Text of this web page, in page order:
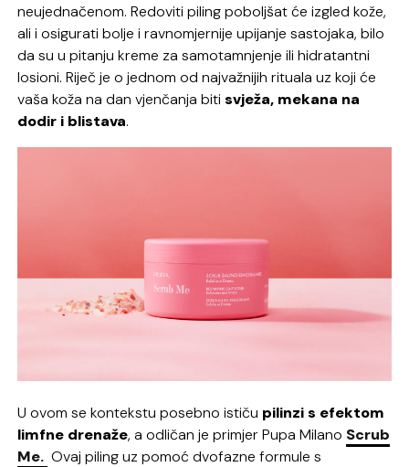
neujednačenom. Redoviti piling poboljšat će izgled kože,
ali i osigurati bolje i ravnomjernije upijanje sastojaka, bilo
da su u pitanju kreme za samotamnjenje ili hidratantni
losioni. Riječ je o jednom od najvažnijih rituala uz koji će
vaša koža na dan vjenčanja bitisvježa, mekana na
dodir i blistava.
U ovom se kontekstu posebno ističu pilinzi s efektom
limfne drenaže, a odličan je primjer Pupa Milano Scrub
Me. Ovaj piling uz pomoć dvofazne formule s